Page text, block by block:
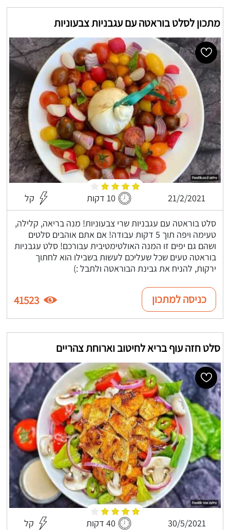
מתכון לסלט בוראטה עם עגבניות צבעוניות
21/2/2021 10 דקות קל
סלט בוראטה עם עגבניות שרי צבעוניות! מנה בריאה, קלילה,
טעימה ויפה תוך 5 דקות עבודה! אם אתם אוהבים סלטים
ושהם גם יפים זו המנה האולטימטיבית עבורכם! סלט עגבניות
בוראטה טעים שכל שעליכם לעשות בשבילו הוא לחתוך
ירקות, להניח את גבינת הבוראטה ולתבל :)
כניסה למתכון 41523
סלט חזה עוף בריא לחיטוב וארוחת צהריים
30/5/2021 40 דקות קל